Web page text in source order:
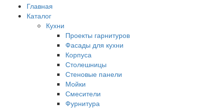
Главная
Каталог
Кухни
Проекты гарнитуров
Фасады для кухни
Корпуса
Столешницы
Стеновые панели
Мойки
Смесители
Фурнитура